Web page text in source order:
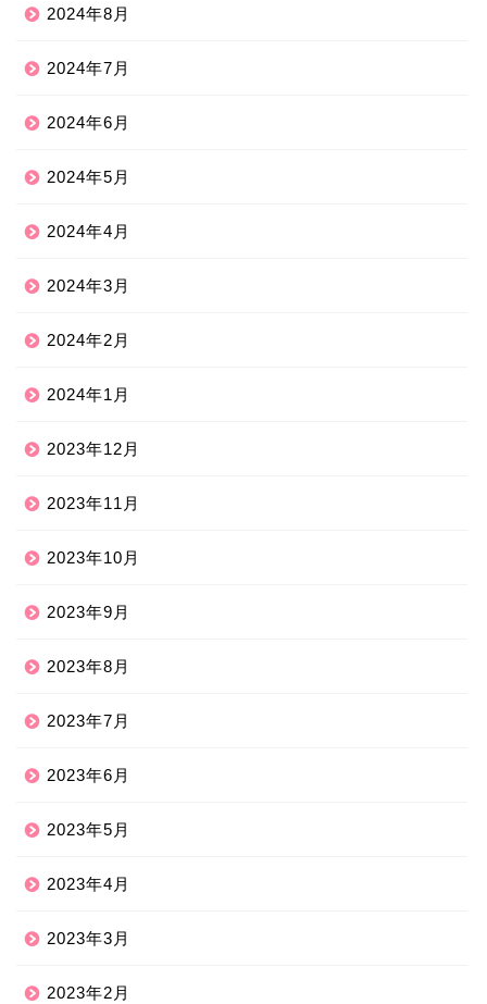
2024年8月
2024年7月
2024年6月
2024年5月
2024年4月
2024年3月
2024年2月
2024年1月
2023年12月
2023年11月
2023年10月
2023年9月
2023年8月
2023年7月
2023年6月
2023年5月
2023年4月
2023年3月
2023年2月